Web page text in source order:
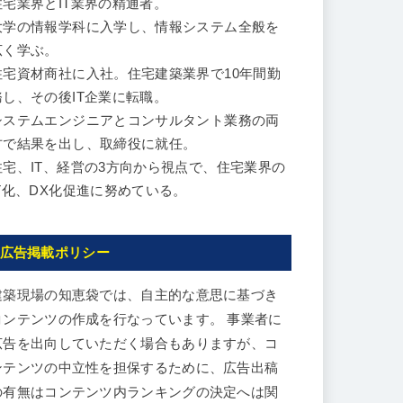
宅業界とIT業界の精通者。
学の情報学科に入学し、情報システム全般を
学ぶ。
宅資材商社に入社。住宅建築業界で10年間勤
し、その後IT企業に転職。
ステムエンジニアとコンサルタント業務の両
で結果を出し、取締役に就任。
宅、IT、経営の3方向から視点で、住宅業界の
、DX化促進に努めている。
広告掲載ポリシー
築現場の知恵袋では、自主的な意思に基づき
ンテンツの作成を行なっています。 事業者に
告を出向していただく場合もありますが、コ
テンツの中立性を担保するために、広告出稿
有無はコンテンツ内ランキングの決定へは関